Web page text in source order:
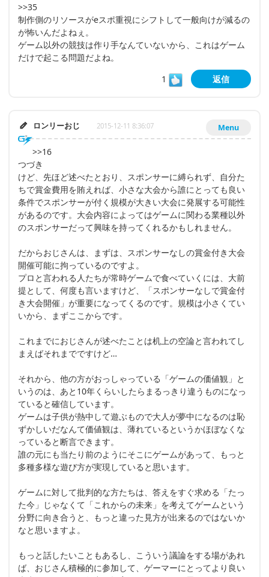
>>35
制作側のリソースがeスポ重視にシフトして一般向けが減るの
が怖いんだよねぇ。
ゲーム以外の競技は作り手なんていないから、これはゲーム
だけで起こる問題だよね。
1
返信
Menu
ロンリーおじ 2015-12-11 8:36:07
>>16
つづき
けど、先ほど述べたとおり、スポンサーに縛られず、自分た
ちで賞金費用を賄えれば、小さな大会から誰にとっても良い
条件でスポンサーが付く規模が大きい大会に発展する可能性
があるのです。大会内容によってはゲームに関わる業種以外
のスポンサーだって興味を持ってくれるかもしれません。
だからおじさんは、まずは、スポンサーなしの賞金付き大会
開催可能に拘っているのですよ。
プロと言われる人たちが常時ゲームで食べていくには、大前
提として、何度も言いますけど、「スポンサーなしで賞金付
き大会開催」が重要になってくるのです。規模は小さくてい
いから、まずここからです。
これまでにおじさんが述べたことは机上の空論と言われてし
まえばそれまでですけど…
それから、他の方がおっしゃっている「ゲームの価値観」と
いうのは、あと10年くらいしたらまるっきり違うものになっ
ていると確信しています。
ゲームは子供が熱中して遊ぶもので大人が夢中になるのは恥
ずかしいだなんて価値観は、薄れているというかほぼなくな
っていると断言できます。
誰の元にも当たり前のようにそこにゲームがあって、もっと
多種多様な遊び方が実現していると思います。
ゲームに対して批判的な方たちは、答えをすぐ求める「たっ
た今」じゃなくて「これからの未来」を考えてゲームという
分野に向き合うと、もっと違った見方が出来るのではないか
なと思いますよ。
もっと話したいこともあるし、こういう議論をする場があれ
ば、おじさん積極的に参加して、ゲーマーにとってより良い